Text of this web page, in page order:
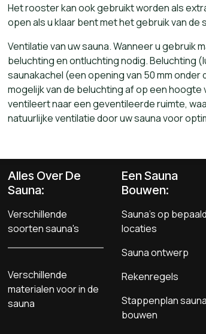
Het rooster kan ook gebruikt worden als
open als u klaar bent met het gebruik van de
Ventilatie van uw sauna. Wanneer u gebruik
beluchting en ontluchting nodig. Beluchting
saunakachel (een opening van 50 mm
mogelijk van de beluchting af op een
ventileert naar een geventileerde ruimte,
natuurlijke ventilatie door uw sauna voor
Alles Over De
Sauna:
Verschillende
soorten sauna's
Verschillende
materialen voor in de
sauna
Een Sauna
Bouwen:
Sauna's op
locaties
Sauna ontwerp
Rekenregels
Stappenplan sauna
bouwen